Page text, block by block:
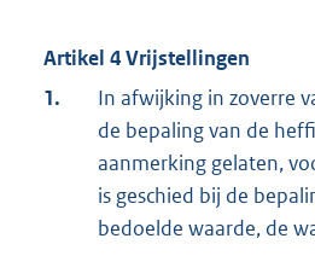
Artikel 4 Vrijstellingen
1.
In afwijking in zoverre
de bepaling van de
aanmerking gelaten,
is geschied bij de
bedoelde waarde, de